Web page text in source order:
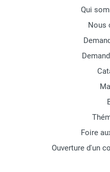
Qui
Nous
Foire
Ouverture d'un